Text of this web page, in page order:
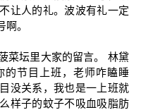
让人的礼。波波有礼一定
。
菜坛里大家的留言。 林黛
的节目上班，老师咋瞌睡
没关系，我也是一上班就
样子的蚊子不吸血吸脂肪